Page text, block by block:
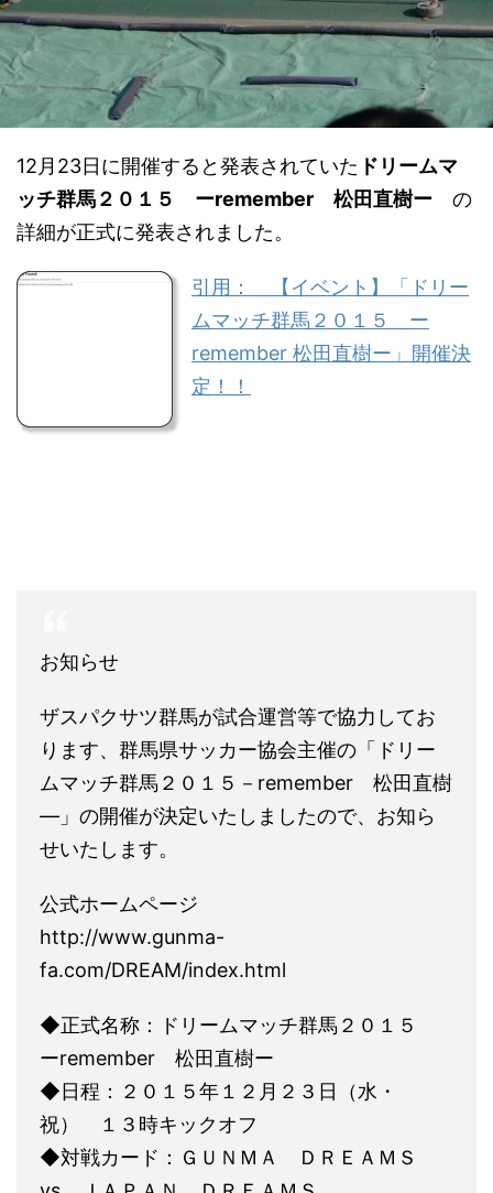
12月23日に開催すると発表されていた ドリームマ
ッチ群馬２０１５ ーremember 松田直樹ー の
詳細が正式に発表されました。
引用： 【イベント】「ドリー
ムマッチ群馬２０１５ ー
remember 松田直樹ー」開催決
定！！
お知らせ
ザスパクサツ群馬が試合運営等で協力してお
ります、群馬県サッカー協会主催の「ドリー
ムマッチ群馬２０１５－remember 松田直樹
―」の開催が決定いたしましたので、お知ら
せいたします。
公式ホームページ
http://www.gunma-
fa.com/DREAM/index.html
◆正式名称：ドリームマッチ群馬２０１５
ーremember 松田直樹ー
◆日程：２０１５年１２月２３日（水・
祝） １３時キックオフ
◆対戦カード：ＧＵＮＭＡ ＤＲＥＡＭＳ